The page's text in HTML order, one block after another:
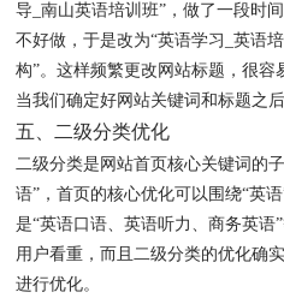
导_南山英语培训班”，做了一段时
不好做，于是改为“英语学习_英语
构”。这样频繁更改网站标题，很
当我们确定好网站关键词和标题之
五、二级分类优化
二级分类是网站首页核心关键词的
语”，首页的核心优化可以围绕“英
是“英语口语、英语听力、商务英语
用户看重，而且二级分类的优化确
进行优化。